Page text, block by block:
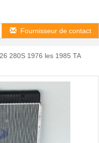
Fournisseur de contact
280S 1976 les 1985 TA